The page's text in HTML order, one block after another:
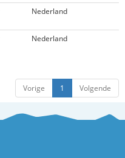
Nederland
Nederland
Vorige
1 Volgende